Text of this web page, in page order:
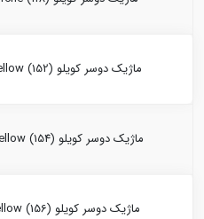
ماژیک دوسر کویلو Barium Yellow (152)
ماژیک دوسر کویلو Canaria Yellow (154)
ماژیک دوسر کویلو Pastel Yellow (156)